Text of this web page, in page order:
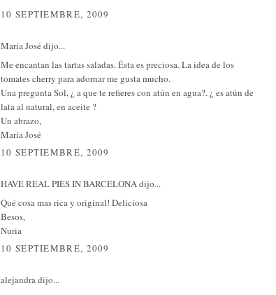
10 SEPTIEMBRE, 2009
María José dijo...
Me encantan las tartas saladas. Ésta es preciosa. La idea de los
tomates cherry para adornar me gusta mucho.
Una pregunta Sol, ¿ a que te refieres con atún en agua?. ¿ es atún de
lata al natural, en aceite ?
Un abrazo,
María José
10 SEPTIEMBRE, 2009
HAVE REAL PIES IN BARCELONAdijo...
Qué cosa mas rica y original! Deliciosa
Besos,
Nuria
10 SEPTIEMBRE, 2009
alejandradijo...